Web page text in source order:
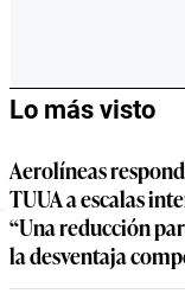
Lo más visto
Aerolíneas
TUUA a escalas
“Una reducción
la desventaja